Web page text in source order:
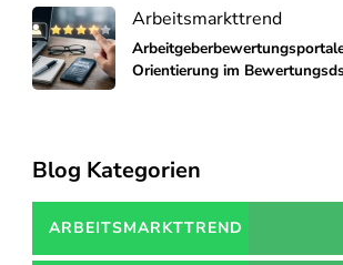
Arbeitsmarkttrend
Orientierung im
Blog Kategorien
ARBEITSMARKTTREND